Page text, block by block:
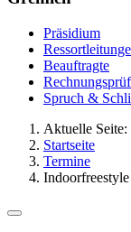
Präsidium
Beauftragte
Spruch &
Aktuelle Seite:
Startseite
Termine
Indoorfreestyle